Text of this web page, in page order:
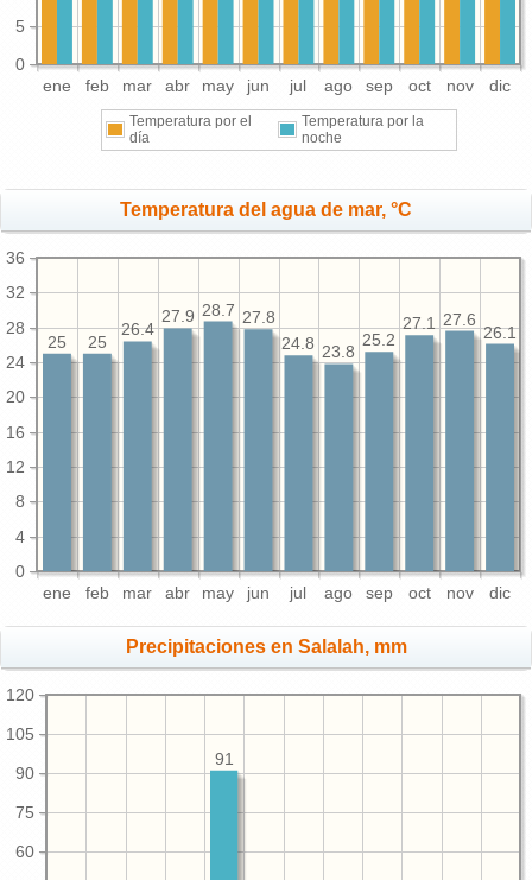
ene feb mar abr may jun jul ago sep oct nov dic
0
5
Temperatura por el
día
Temperatura por la
noche
Temperatura del agua de mar, °C
ene feb mar abr may jun jul ago sep oct nov dic
0
4
8
12
16
20
24
28
32
36
26.1
27.6
27.1
25.2
23.8
24.8
27.8
28.7
27.9
26.4
25
25
Precipitaciones en Salalah, mm
60
75
90
105
120
91